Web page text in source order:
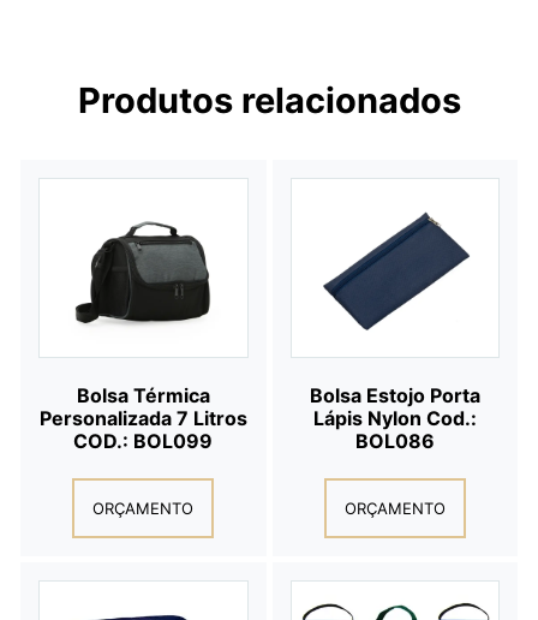
Produtos relacionados
Bolsa Térmica
Personalizada 7 Litros
COD.: BOL099
ORÇAMENTO
Bolsa Estojo Porta
Lápis Nylon Cod.:
BOL086
ORÇAMENTO